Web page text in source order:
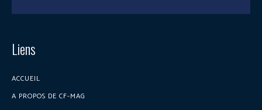
Liens
ACCUEIL
A PROPOS DE CF-MAG